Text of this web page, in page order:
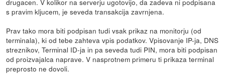
s pravim kljucem, je seveda transakcija zavrnjena.
Prav tako mora biti podpisan tudi vsak prikaz na monitorju (od
terminala), ki od tebe zahteva vpis podatkov. Vpisovanje IP-ja, DNS
streznikov, Terminal ID-ja in pa seveda tudi PIN, mora biti podpisan
od proizvajalca naprave. V nasprotnem primeru ti prikaza terminal
preprosto ne dovoli.